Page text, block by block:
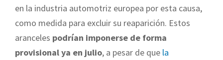
en la industria automotriz europea por esta causa,
como medida para excluir su reaparición. Estos
aranceles podrían imponerse de forma
provisional ya en julio, a pesar de que la